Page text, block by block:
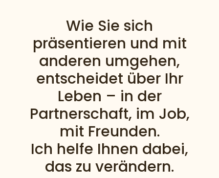
Wie Sie sich
präsentieren und mit
anderen umgehen,
entscheidet über Ihr
Leben – in der
Partnerschaft, im Job,
mit Freunden.
Ich helfe Ihnen dabei,
das zu verändern.